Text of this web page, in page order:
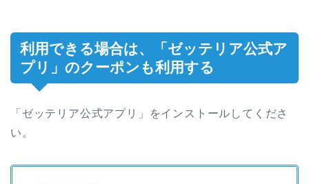
利用できる場合は、「ゼッテリア公式ア
プリ」のクーポンも利用する
「ゼッテリア公式アプリ」をインストールしてくださ
い。